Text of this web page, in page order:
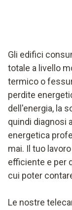
Gli edifici
totale a livello
termico o
perdite
dell'energia, la
quindi diagnosi
energetica
mai. Il tuo
efficiente e per
cui poter
Le nostre